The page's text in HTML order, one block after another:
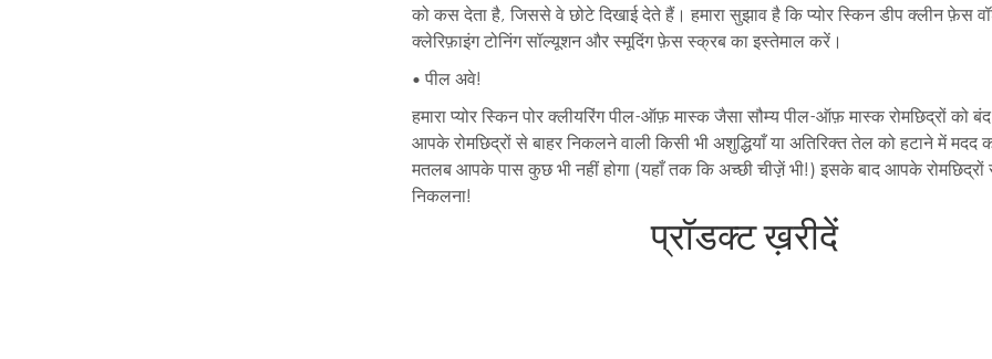
को कस देता है, जिससे वे छोटे दिखाई देते हैं। हमारा सुझाव है कि प्योर स्किन डीप क्लीन फ़ेस
क्लेरिफ़ाइंग टोनिंग सॉल्यूशन और स्मूदिंग फ़ेस स्क्रब का इस्तेमाल करें।
• पील अवे!
हमारा प्योर स्किन पोर क्लीयरिंग पील-ऑफ़ मास्क जैसा सौम्य पील-ऑफ़ मास्क रोमछिद्रों को
आपके रोमछिद्रों से बाहर निकलने वाली किसी भी अशुद्धियाँ या अतिरिक्त तेल को हटाने में मदद
मतलब आपके पास कुछ भी नहीं होगा (यहाँ तक कि अच्छी चीज़़ें भी!) इसके बाद आपके रोमछिद्रों
निकलना!
प्रॉडक्ट ख़रीदें